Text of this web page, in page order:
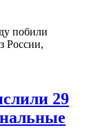
побили
России,
29